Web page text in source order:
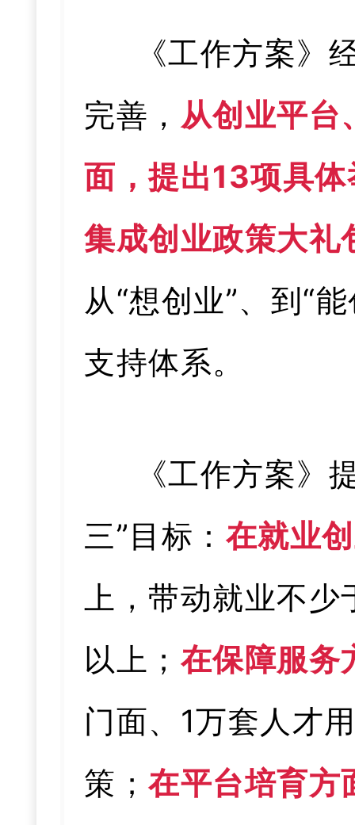
《工作方案》
完善， 从创业平台
面，提出13项具
集成创业政策大礼
从“想创业”、到“
支持体系。
《工作方案》
三”目标： 在就业
上，带动就业不
以上； 在保障服务
门面、1万套人才
策； 在平台培育方